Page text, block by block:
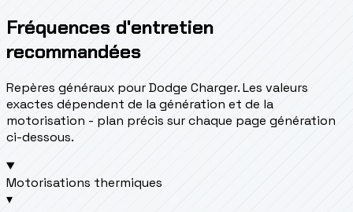
Fréquences d'entretien
recommandées
Repères généraux pour Dodge Charger. Les valeurs
exactes dépendent de la génération et de la
motorisation - plan précis sur chaque page génération
ci-dessous.
Motorisations thermiques
▾